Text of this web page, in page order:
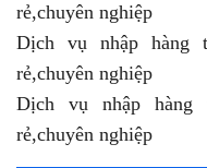
rẻ,chuyên nghiệp
Dịch vụ nhập hàng
rẻ,chuyên nghiệp
Dịch vụ nhập
rẻ,chuyên nghiệp